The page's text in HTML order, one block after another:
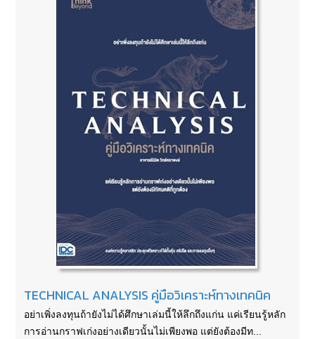
TECHNICAL ANALYSIS คู่มือวิเคราะห์ทางเทคนิค
อย่าเพิ่งลงทุนถ้ายังไม่ได้ศึกษาเล่มนี้ให้ลึกถึงแก่น แค่เรียนรู้หลัก
การอ่านกราฟเก่งอย่างเดียวนั้นไม่เพียงพอ แต่ยังต้องมีท...